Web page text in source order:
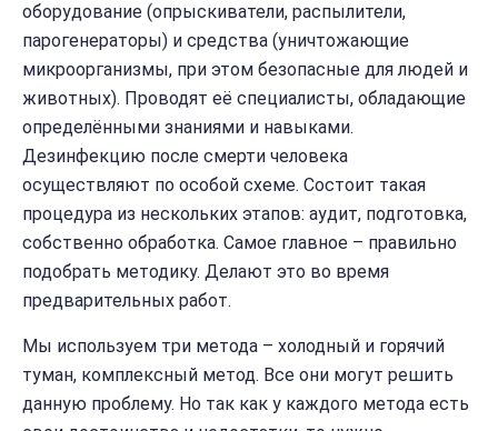
оборудование (опрыскиватели, распылители,
парогенераторы) и средства (уничтожающие
микроорганизмы, при этом безопасные для людей и
животных). Проводят её специалисты, обладающие
определёнными знаниями и навыками.
Дезинфекцию после смерти человека
осуществляют по особой схеме. Состоит такая
процедура из нескольких этапов: аудит, подготовка,
собственно обработка. Самое главное – правильно
подобрать методику. Делают это во время
предварительных работ.
Мы используем три метода – холодный и горячий
туман, комплексный метод. Все они могут решить
данную проблему. Но так как у каждого метода есть